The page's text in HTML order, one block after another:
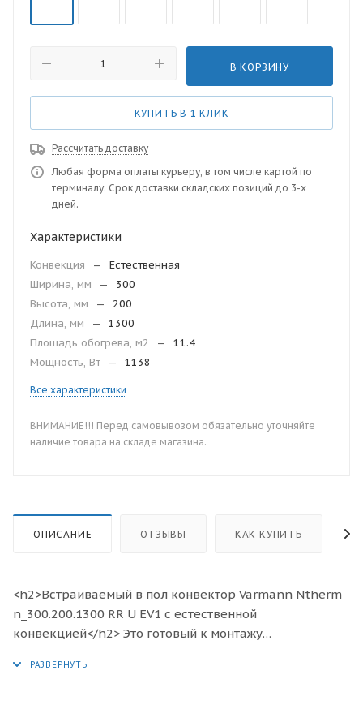
В КОРЗИНУ
КУПИТЬ В 1 КЛИК
Рассчитать доставку
Любая форма оплаты курьеру, в том числе картой по
терминалу. Срок доставки складских позиций до 3-х
дней.
Характеристики
Конвекция —
Естественная
Ширина, мм
—
300
Высота, мм
—
200
Длина, мм
—
1300
Площадь обогрева, м2
—
11.4
Мощность, Вт
— 1138
Все характеристики
ВНИМАНИЕ!!! Перед самовывозом обязательно уточняйте
наличие товара на складе магазина.
ОПИСАНИЕ ОТЗЫВЫ КАК КУПИТЬ
<h2>Встраиваемый в пол конвектор Varmann Ntherm
n_300.200.1300 RR U EV1 с естественной
конвекцией</h2> Это готовый к монтажу
изоляции от холодного воздуха больших, доходящих